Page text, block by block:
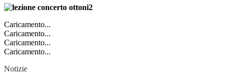
Caricamento...
Caricamento...
Caricamento...
Caricamento...
Notizie